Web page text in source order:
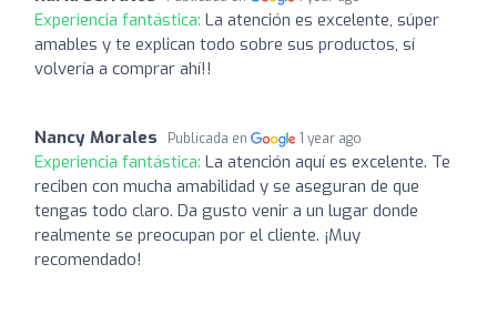
Experiencia fantástica: La atención es excelente, súper
amables y te explican todo sobre sus productos, sí
volvería a comprar ahí!!
Nancy Morales Publicada en 1 year ago
Experiencia fantástica: La atención aquí es excelente. Te
reciben con mucha amabilidad y se aseguran de que
tengas todo claro. Da gusto venir a un lugar donde
realmente se preocupan por el cliente. ¡Muy
recomendado!